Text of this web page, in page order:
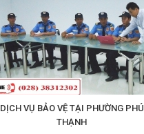
DỊCH VỤ BẢO VỆ TẠI PHƯỜNG PHÚ
THẠNH